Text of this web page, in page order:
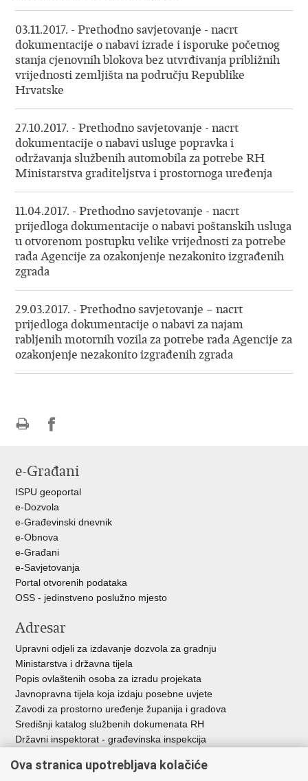
03.11.2017. - Prethodno savjetovanje - nacrt
dokumentacije o nabavi izrade i isporuke početnog
stanja cjenovnih blokova bez utvrđivanja približnih
vrijednosti zemljišta na području Republike
Hrvatske
27.10.2017. - Prethodno savjetovanje - nacrt
dokumentacije o nabavi usluge popravka i
održavanja službenih automobila za potrebe RH
Ministarstva graditeljstva i prostornoga uređenja
11.04.2017. - Prethodno savjetovanje - nacrt
prijedloga dokumentacije o nabavi poštanskih usluga
u otvorenom postupku velike vrijednosti za potrebe
rada Agencije za ozakonjenje nezakonito izgrađenih
zgrada
29.03.2017. - Prethodno savjetovanje – nacrt
prijedloga dokumentacije o nabavi za najam
rabljenih motornih vozila za potrebe rada Agencije za
ozakonjenje nezakonito izgrađenih zgrada
FacebookuTwitteru
e-Građani
ISPU geoportal
e-Dozvola
e-Građevinski dnevnik
e-Obnova
e-Građani
e-Savjetovanja
Portal otvorenih podataka
OSS - jedinstveno poslužno mjesto
Adresar
Upravni odjeli za izdavanje dozvola za gradnju
Ministarstva i državna tijela
Popis ovlaštenih osoba za izradu projekata
Javnopravna tijela koja izdaju posebne uvjete
Zavodi za prostorno uređenje županija i gradova
Središnji katalog službenih dokumenata RH
Državni inspektorat - građevinska inspekcija
Ova stranica upotrebljava kolačiće